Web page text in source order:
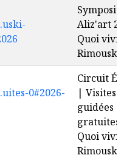
Aliz'art
Quoi
Rimouski
0#2026-
Circuit
| Visites
guidées
Quoi
Rimouski